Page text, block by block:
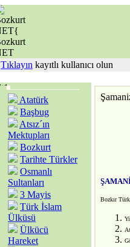
Tıklayın kayıtlı kullanıcı olun
Atatürk
Başbug
Atsız´ın
Mektupları
Bozkurt
Tarihte Türkler
Osmanlı
Sultanları
3 Mayis
Türk İslam
Ülküsü
Ülkücü
Hareket
Bozkır